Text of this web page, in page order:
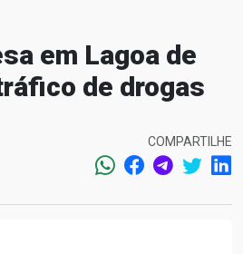
em Lagoa de
de drogas
COMPARTILHE